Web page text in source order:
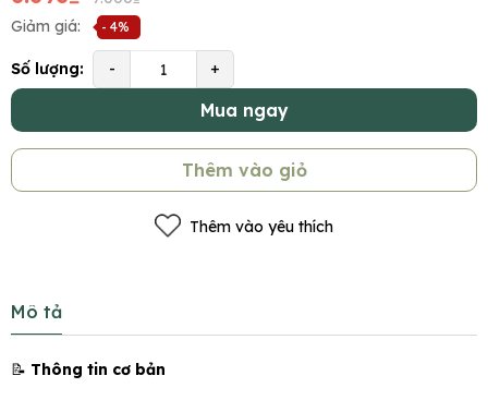
Giảm giá:
- 4%
Số lượng: - +
Mua ngay
Thêm vào giỏ
Thêm vào yêu thích
Mô tả
📝 Thông tin cơ bản